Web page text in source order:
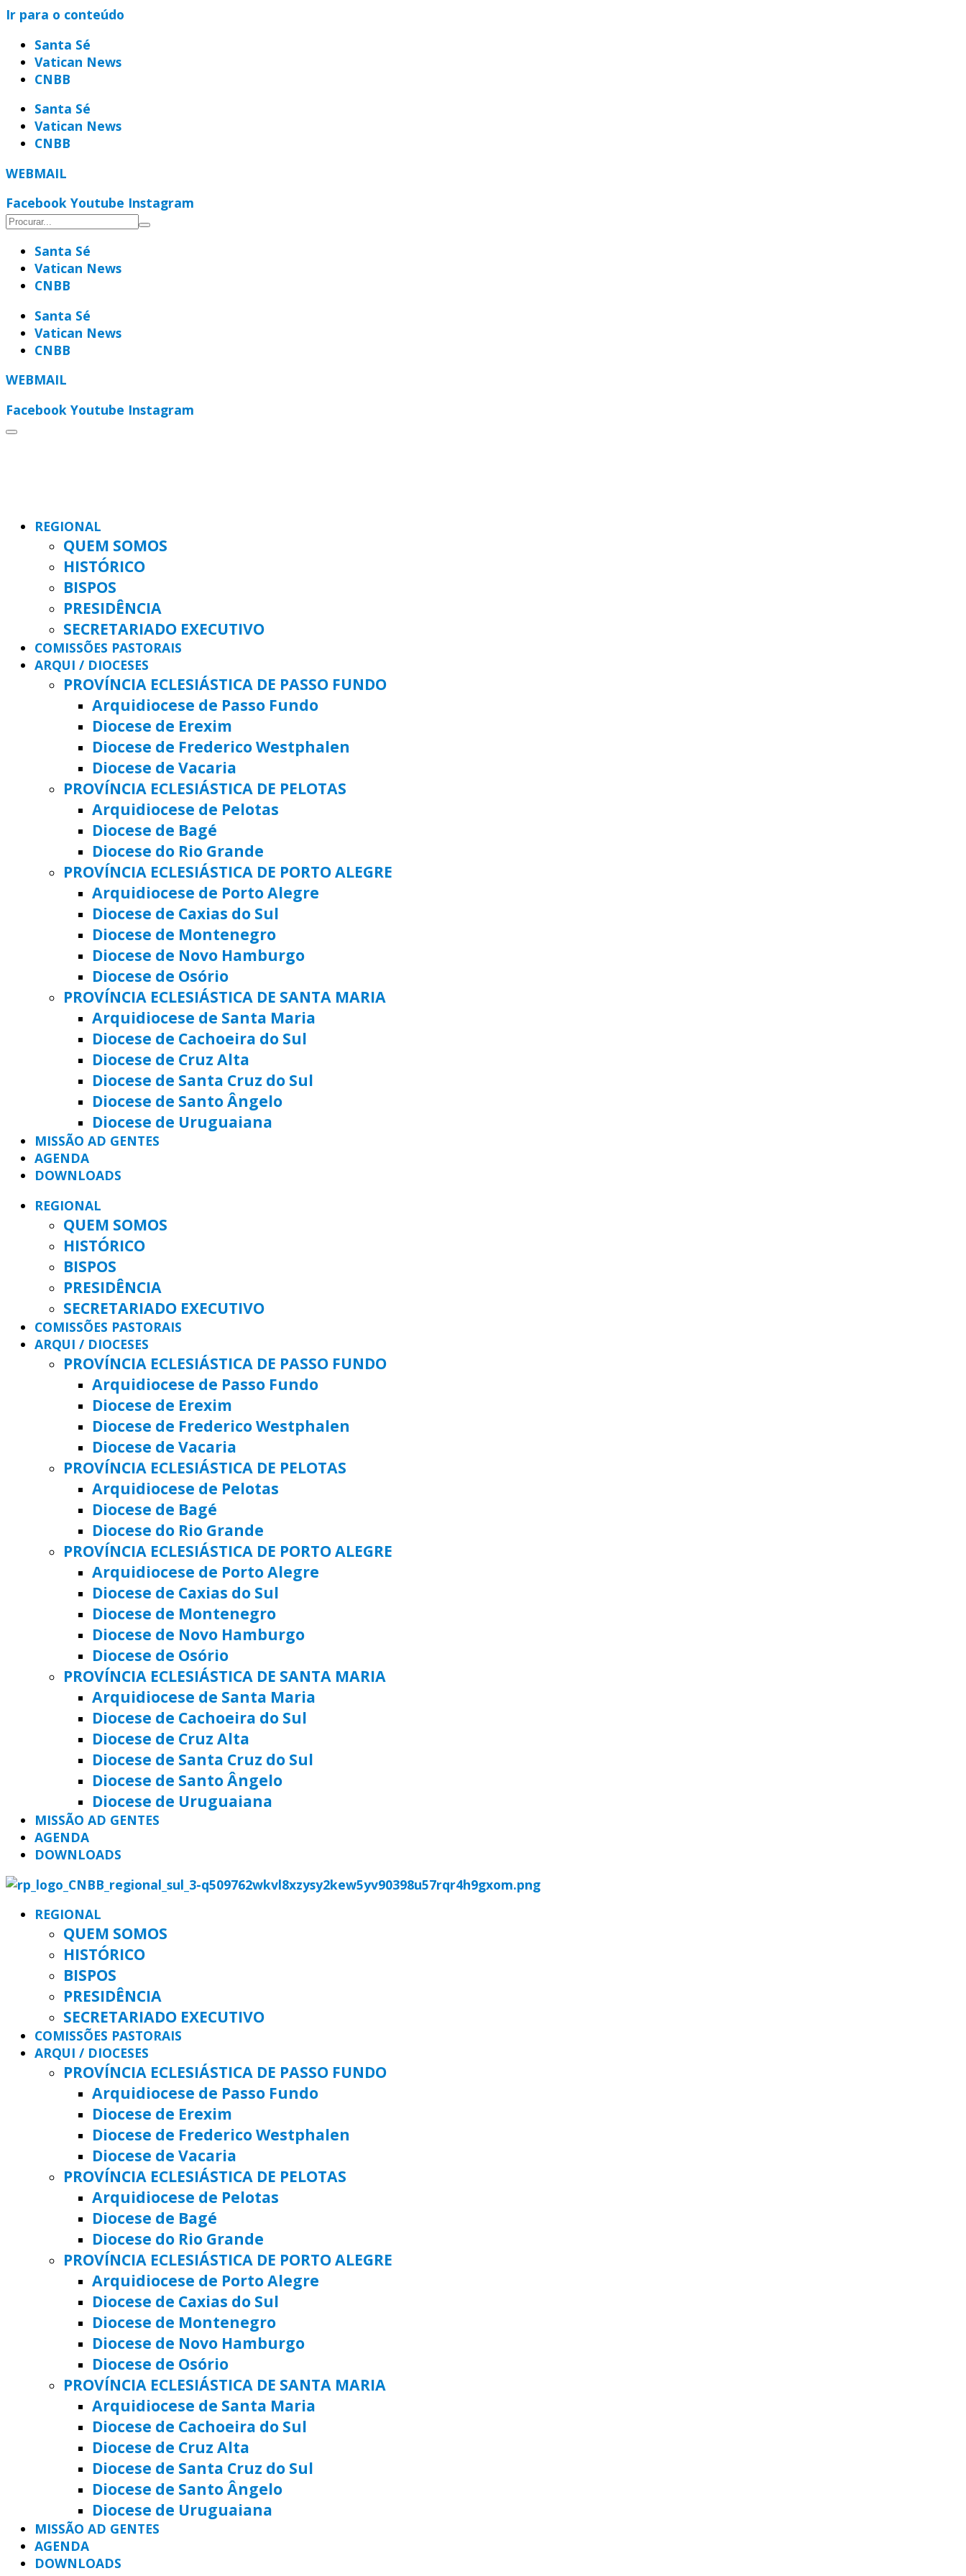
Ir para o conteúdo
Santa Sé
Vatican News
CNBB
Santa Sé
Vatican News
CNBB
WEBMAIL
Facebook Youtube Instagram
Santa Sé
Vatican News
CNBB
Santa Sé
Vatican News
CNBB
WEBMAIL
Facebook Youtube Instagram
REGIONAL
QUEM SOMOS
HISTÓRICO
BISPOS
PRESIDÊNCIA
SECRETARIADO EXECUTIVO
COMISSÕES PASTORAIS
ARQUI / DIOCESES
PROVÍNCIA ECLESIÁSTICA DE PASSO FUNDO
Arquidiocese de Passo Fundo
Diocese de Erexim
Diocese de Frederico Westphalen
Diocese de Vacaria
PROVÍNCIA ECLESIÁSTICA DE PELOTAS
Arquidiocese de Pelotas
Diocese de Bagé
Diocese do Rio Grande
PROVÍNCIA ECLESIÁSTICA DE PORTO ALEGRE
Arquidiocese de Porto Alegre
Diocese de Caxias do Sul
Diocese de Montenegro
Diocese de Novo Hamburgo
Diocese de Osório
PROVÍNCIA ECLESIÁSTICA DE SANTA MARIA
Arquidiocese de Santa Maria
Diocese de Cachoeira do Sul
Diocese de Cruz Alta
Diocese de Santa Cruz do Sul
Diocese de Santo Ângelo
Diocese de Uruguaiana
MISSÃO AD GENTES
AGENDA
DOWNLOADS
REGIONAL
QUEM SOMOS
HISTÓRICO
BISPOS
PRESIDÊNCIA
SECRETARIADO EXECUTIVO
COMISSÕES PASTORAIS
ARQUI / DIOCESES
PROVÍNCIA ECLESIÁSTICA DE PASSO FUNDO
Arquidiocese de Passo Fundo
Diocese de Erexim
Diocese de Frederico Westphalen
Diocese de Vacaria
PROVÍNCIA ECLESIÁSTICA DE PELOTAS
Arquidiocese de Pelotas
Diocese de Bagé
Diocese do Rio Grande
PROVÍNCIA ECLESIÁSTICA DE PORTO ALEGRE
Arquidiocese de Porto Alegre
Diocese de Caxias do Sul
Diocese de Montenegro
Diocese de Novo Hamburgo
Diocese de Osório
PROVÍNCIA ECLESIÁSTICA DE SANTA MARIA
Arquidiocese de Santa Maria
Diocese de Cachoeira do Sul
Diocese de Cruz Alta
Diocese de Santa Cruz do Sul
Diocese de Santo Ângelo
Diocese de Uruguaiana
MISSÃO AD GENTES
AGENDA
DOWNLOADS
REGIONAL
QUEM SOMOS
HISTÓRICO
BISPOS
PRESIDÊNCIA
SECRETARIADO EXECUTIVO
COMISSÕES PASTORAIS
ARQUI / DIOCESES
PROVÍNCIA ECLESIÁSTICA DE PASSO FUNDO
Arquidiocese de Passo Fundo
Diocese de Erexim
Diocese de Frederico Westphalen
Diocese de Vacaria
PROVÍNCIA ECLESIÁSTICA DE PELOTAS
Arquidiocese de Pelotas
Diocese de Bagé
Diocese do Rio Grande
PROVÍNCIA ECLESIÁSTICA DE PORTO ALEGRE
Arquidiocese de Porto Alegre
Diocese de Caxias do Sul
Diocese de Montenegro
Diocese de Novo Hamburgo
Diocese de Osório
PROVÍNCIA ECLESIÁSTICA DE SANTA MARIA
Arquidiocese de Santa Maria
Diocese de Cachoeira do Sul
Diocese de Cruz Alta
Diocese de Santa Cruz do Sul
Diocese de Santo Ângelo
Diocese de Uruguaiana
MISSÃO AD GENTES
AGENDA
DOWNLOADS